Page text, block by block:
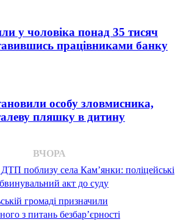
у чоловіка понад 35 тисяч
працівниками банку
особу зловмисника,
пляшку в дитину
ВЧОРА
поблизу села Кам’янки: поліцейські
акт до суду
громаді призначили
з питань безбар’єрності